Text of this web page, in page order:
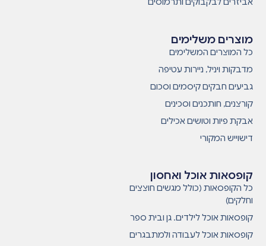
קופסאות אוכל ואחסון
כל הקופסאות (כולל מגשים חוצצים
וחלקים)
קופסאות אוכל לילדים. גן ובית ספר
קופסאות אוכל לעבודה ולמתבגרים
מוצרים משלימים
כל המוצרים המשלימים
מדבקות ויניל, ניירות עטיפה
גביעים חבקים קיסמים וסכום
קורצנים, חותכנים וסכינים
אבקת פיות וטושים אכילים
דישוייש המקורי